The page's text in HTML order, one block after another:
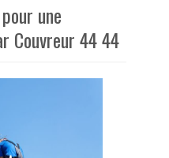
une
Couvreur 44 44